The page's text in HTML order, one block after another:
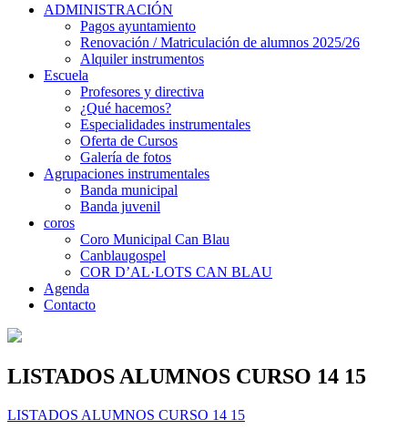
ADMINISTRACIÓN
Pagos ayuntamiento
Renovación / Matriculación de alumnos 2025/26
Alquiler instrumentos
Escuela
Profesores y directiva
¿Qué hacemos?
Especialidades instrumentales
Oferta de Cursos
Galería de fotos
Agrupaciones instrumentales
Banda municipal
Banda juvenil
coros
Coro Municipal Can Blau
Canblaugospel
COR D’AL·LOTS CAN BLAU
Agenda
Contacto
LISTADOS ALUMNOS CURSO 14 15
LISTADOS ALUMNOS CURSO 14 15